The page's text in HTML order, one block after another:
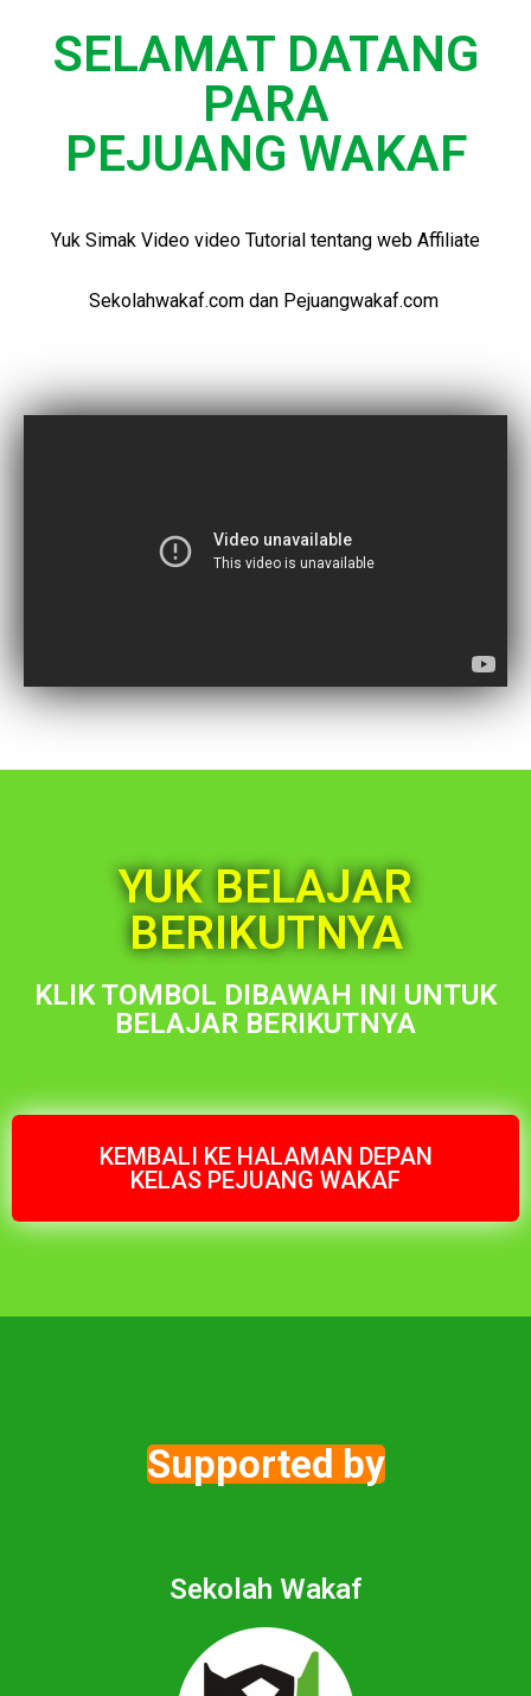
SELAMAT DATANG
PARA
PEJUANG WAKAF
Yuk Simak Video video Tutorial tentang web Affiliate
Sekolahwakaf.com dan Pejuangwakaf.com
YUK BELAJAR
BERIKUTNYA
KLIK TOMBOL DIBAWAH INI UNTUK
BELAJAR BERIKUTNYA
KEMBALI KE HALAMAN DEPAN
KELAS PEJUANG WAKAF
Supported by
Sekolah Wakaf